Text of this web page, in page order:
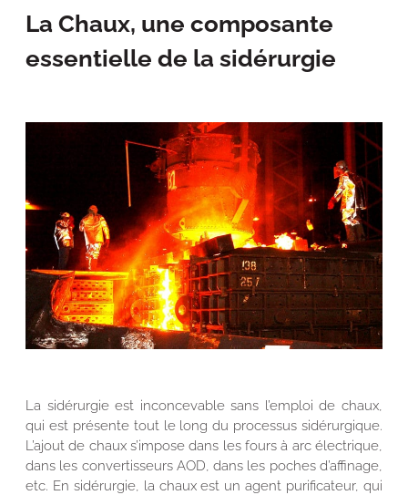
La Chaux, une composante
essentielle de la sidérurgie
La sidérurgie est inconcevable sans l’emploi de chaux,
qui est présente tout le long du processus sidérurgique.
L’ajout de chaux s’impose dans les fours à arc électrique,
dans les convertisseurs AOD, dans les poches d’affinage,
etc. En sidérurgie, la chaux est un agent purificateur, qui